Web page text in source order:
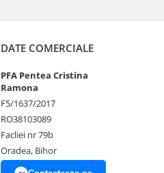
DATE COMERCIALE
PFA Pentea Cristina
Ramona
F5/1637/2017
RO38103089
Facliei nr 79b
Oradea, Bihor